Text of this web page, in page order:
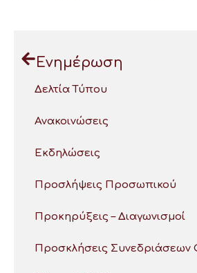
Ενημέρωση
Δελτία Τύπου
Ανακοινώσεις
Εκδηλώσεις
Προσλήψεις Προσωπικού
Προκηρύξεις – Διαγωνισμοί
Προσκλήσεις Συνεδριάσεων